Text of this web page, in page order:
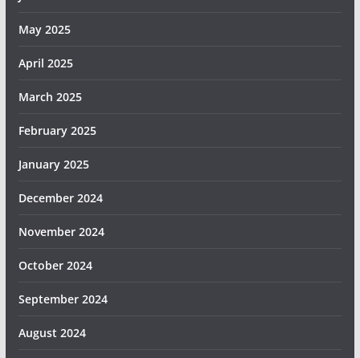
May 2025
April 2025
March 2025
February 2025
January 2025
December 2024
November 2024
October 2024
September 2024
August 2024